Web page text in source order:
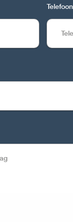
Telefoon